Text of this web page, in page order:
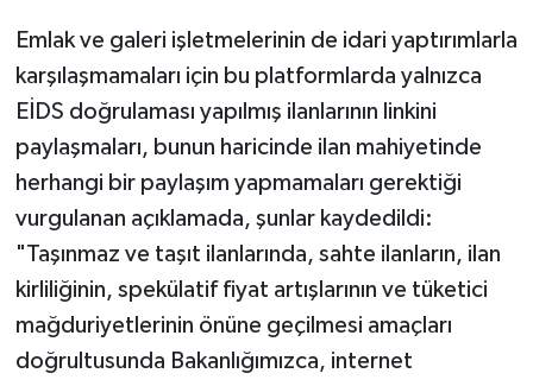
Emlak ve galeri işletmelerinin de idari yaptırımlarla
karşılaşmamaları için bu platformlarda yalnızca
EİDS doğrulaması yapılmış ilanlarının linkini
paylaşmaları, bunun haricinde ilan mahiyetinde
herhangi bir paylaşım yapmamaları gerektiği
vurgulanan açıklamada, şunlar kaydedildi:
"Taşınmaz ve taşıt ilanlarında, sahte ilanların, ilan
kirliliğinin, spekülatif fiyat artışlarının ve tüketici
mağduriyetlerinin önüne geçilmesi amaçları
doğrultusunda Bakanlığımızca, internet